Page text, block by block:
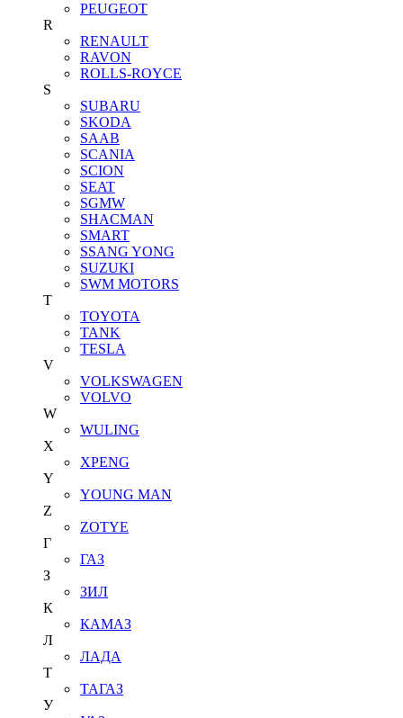
PEUGEOT
R
RENAULT
RAVON
ROLLS-ROYCE
S
SUBARU
SKODA
SAAB
SCANIA
SCION
SEAT
SGMW
SHACMAN
SMART
SSANG YONG
SUZUKI
SWM MOTORS
T
TOYOTA
TANK
TESLA
V
VOLKSWAGEN
VOLVO
W
WULING
X
XPENG
Y
YOUNG MAN
Z
ZOTYE
Г
ГАЗ
З
ЗИЛ
К
КАМАЗ
Л
ЛАДА
Т
ТАГАЗ
У